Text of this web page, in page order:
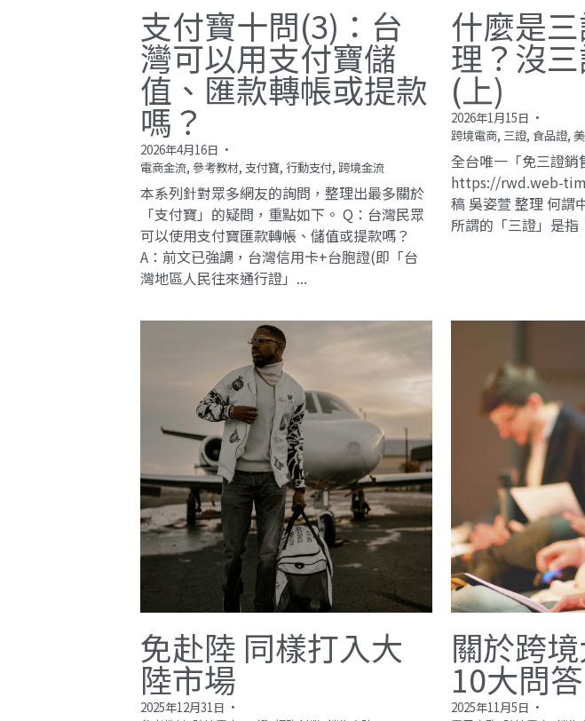
支付寶十問(3)：台
灣可以用支付寶儲
值、匯款轉帳或提款
嗎？
2026年4月16日 ·
電商金流, 參考教材, 支付寶, 行動支付, 跨境金流
本系列針對眾多網友的詢問，整理出最多關於
「支付寶」的疑問，重點如下。 Q：台灣民眾
可以使用支付寶匯款轉帳、儲值或提款嗎？
A：前文已強調，台灣信用卡+台胞證(即「台
灣地區人民往來通行證」...
什麼是
理？沒
(上)
2026年1月15日 ·
跨境電商, 三證, 食品證,
全台唯一「免三證
https://rwd.web-
稿 吳姿萱 整理 何謂
所謂的「三證」是指
免赴陸 同樣打入大
陸市場
2025年12月31日 ·
關於跨
10大問答
2025年11月5日 ·